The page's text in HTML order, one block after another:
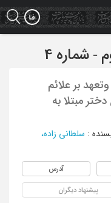
بر علائم
مبتلا به
: سلطانی زاده،
آدرس
پیشنهاد دیگران